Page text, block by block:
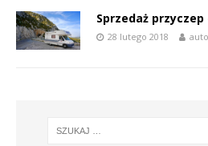
Sprzedaż
28 lutego 2018